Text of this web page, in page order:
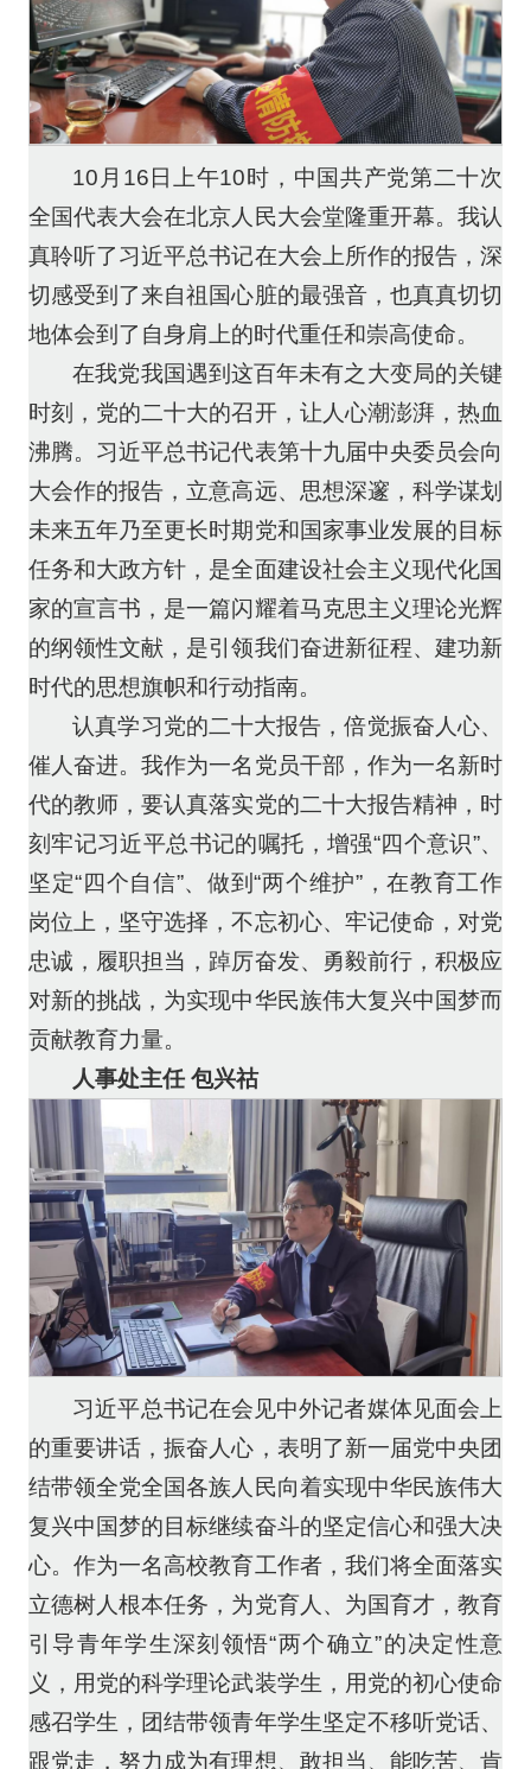
10月16日上午10时，中国共产党第二十次
全国代表大会在北京人民大会堂隆重开幕。我认
真聆听了习近平总书记在大会上所作的报告，深
切感受到了来自祖国心脏的最强音，也真真切切
地体会到了自身肩上的时代重任和崇高使命。
在我党我国遇到这百年未有之大变局的关键
时刻，党的二十大的召开，让人心潮澎湃，热血
沸腾。习近平总书记代表第十九届中央委员会向
大会作的报告，立意高远、思想深邃，科学谋划
未来五年乃至更长时期党和国家事业发展的目标
任务和大政方针，是全面建设社会主义现代化国
家的宣言书，是一篇闪耀着马克思主义理论光辉
的纲领性文献，是引领我们奋进新征程、建功新
时代的思想旗帜和行动指南。
认真学习党的二十大报告，倍觉振奋人心、
催人奋进。我作为一名党员干部，作为一名新时
代的教师，要认真落实党的二十大报告精神，时
刻牢记习近平总书记的嘱托，增强“四个意识”、
坚定“四个自信”、做到“两个维护”，在教育工作
岗位上，坚守选择，不忘初心、牢记使命，对党
忠诚，履职担当，踔厉奋发、勇毅前行，积极应
对新的挑战，为实现中华民族伟大复兴中国梦而
贡献教育力量。
人事处主任 包兴祜
习近平总书记在会见中外记者媒体见面会上
的重要讲话，振奋人心，表明了新一届党中央团
结带领全党全国各族人民向着实现中华民族伟大
复兴中国梦的目标继续奋斗的坚定信心和强大决
心。作为一名高校教育工作者，我们将全面落实
立德树人根本任务，为党育人、为国育才，教育
引导青年学生深刻领悟“两个确立”的决定性意
义，用党的科学理论武装学生，用党的初心使命
感召学生，团结带领青年学生坚定不移听党话、
跟党走，努力成为有理想、敢担当、能吃苦、肯